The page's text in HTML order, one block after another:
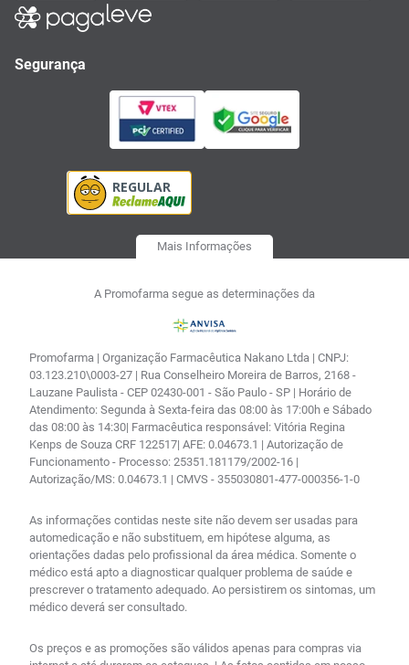
Segurança
Mais Informações
A Promofarma segue as determinações da
Promofarma | Organização Farmacêutica Nakano Ltda | CNPJ:
03.123.210\0003-27 | Rua Conselheiro Moreira de Barros, 2168 -
Lauzane Paulista - CEP 02430-001 - São Paulo - SP | Horário de
Atendimento: Segunda à Sexta-feira das 08:00 às 17:00h e Sábado
das 08:00 às 14:30| Farmacêutica responsável: Vitória Regina
Kenps de Souza CRF 122517| AFE: 0.04673.1 | Autorização de
Funcionamento - Processo: 25351.181179/2002-16 |
Autorização/MS: 0.04673.1 | CMVS - 355030801-477-000356-1-0
As informações contidas neste site não devem ser usadas para
automedicação e não substituem, em hipótese alguma, as
orientações dadas pelo profissional da área médica. Somente o
médico está apto a diagnosticar qualquer problema de saúde e
prescrever o tratamento adequado. Ao persistirem os sintomas, um
médico deverá ser consultado.
Os preços e as promoções são válidos apenas para compras via